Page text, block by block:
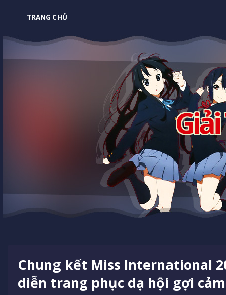
TRANG CHỦ
Chung kết Miss International
diễn trang phục dạ hội gợi cảm